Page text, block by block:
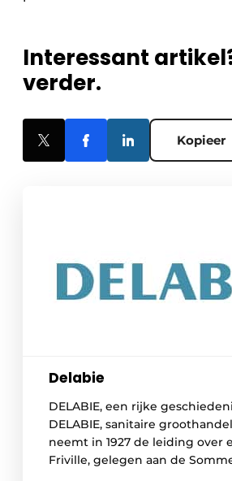
Interessant
verder.
Kopieer
Delabie
DELABIE, een rijke
DELABIE, sanitaire
neemt in 1927 de leiding over
Friville, gelegen aan de